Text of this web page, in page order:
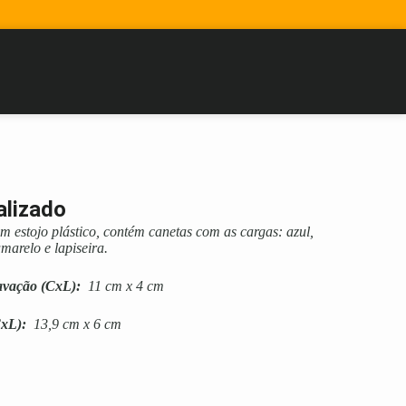
estojo plástico, contém canetas com as cargas: azul,
e lapiseira.
(CxL): 11 cm x 4 cm
13,9 cm x 6 cm